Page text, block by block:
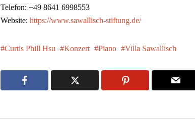
Telefon: +49 8641 6998553
Website: https://www.sawallisch-stiftung.de/
Curtis Phill Hsu Konzert Piano Villa Sawallisch